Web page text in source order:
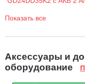
Показать все
Аксессуары и
оборудование